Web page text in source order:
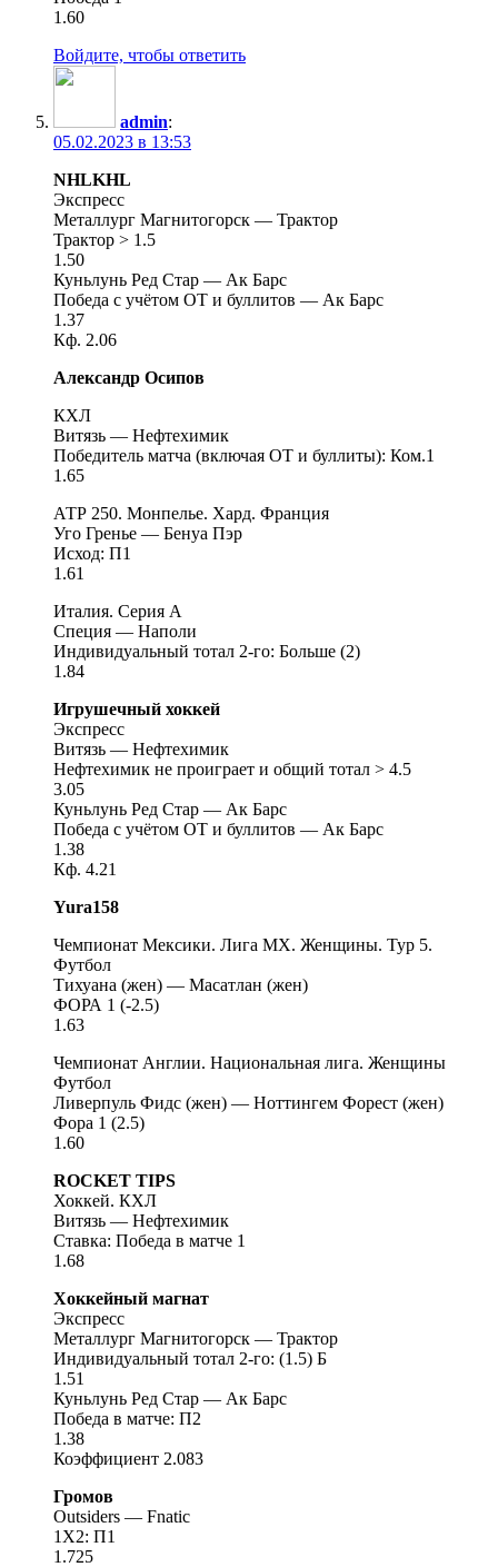
1.60
Войдите, чтобы ответить
admin:
05.02.2023 в 13:53
NHLKHL
Экспресс
Металлург Магнитогорск — Трактор
Трактор > 1.5
1.50
Куньлунь Ред Стар — Ак Барс
Победа с учётом ОТ и буллитов — Ак Барс
1.37
Кф. 2.06
Александр Осипов
КХЛ
Витязь — Нефтехимик
Победитель матча (включая ОТ и буллиты): Ком.1
1.65
АТР 250. Монпелье. Хард. Франция
Уго Гренье — Бенуа Пэр
Исход: П1
1.61
Италия. Серия А
Специя — Наполи
Индивидуальный тотал 2-го: Больше (2)
1.84
Игрушечный хоккей
Экспресс
Витязь — Нефтехимик
Нефтехимик не проиграет и общий тотал > 4.5
3.05
Куньлунь Ред Стар — Ак Барс
Победа с учётом ОТ и буллитов — Ак Барс
1.38
Кф. 4.21
Yura158
Чемпионат Мексики. Лига МХ. Женщины. Тур 5.
Футбол
Тихуана (жен) — Масатлан (жен)
ФОРА 1 (-2.5)
1.63
Чемпионат Англии. Национальная лига. Женщины
Футбол
Ливерпуль Фидс (жен) — Ноттингем Форест (жен)
Фора 1 (2.5)
1.60
ROCKET TIPS
Хоккей. КХЛ
Витязь — Нефтехимик
Ставка: Победа в матче 1
1.68
Хоккейный магнат
Экспресс
Металлург Магнитогорск — Трактор
Индивидуальный тотал 2-го: (1.5) Б
1.51
Куньлунь Ред Стар — Ак Барс
Победа в матче: П2
1.38
Коэффициент 2.083
Громов
Outsiders — Fnatic
1Х2: П1
1.725